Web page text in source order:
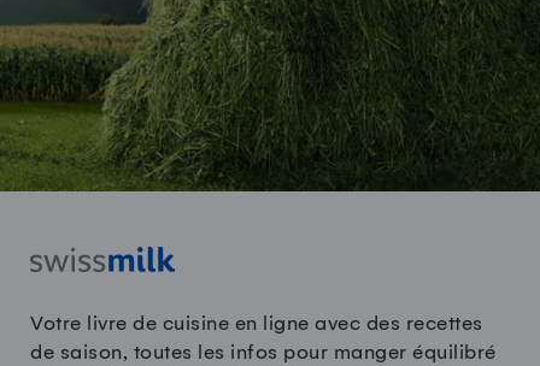
Votre livre de cuisine en ligne avec des recettes
de saison, toutes les infos pour manger équilibré